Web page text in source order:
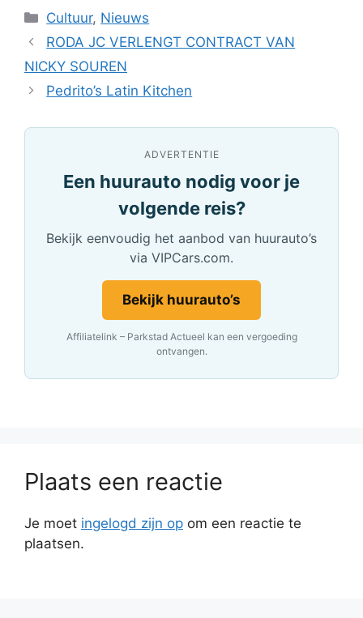
Categorieën
Cultuur, Nieuws
RODA JC VERLENGT CONTRACT VAN
NICKY SOUREN
Pedrito’s Latin Kitchen
ADVERTENTIE
Een huurauto nodig voor je
volgende reis?
Bekijk eenvoudig het aanbod van huurauto’s
via VIPCars.com.
Bekijk huurauto’s
Affiliatelink – Parkstad Actueel kan een vergoeding
ontvangen.
Plaats een reactie
Je moet ingelogd zijn op om een reactie te
plaatsen.